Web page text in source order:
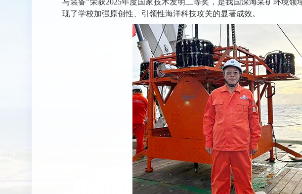
与装备”荣获2025年度国家技术发明二等奖，是我国深海采矿环境
现了学校加强原创性、引领性海洋科技攻关的显著成效。